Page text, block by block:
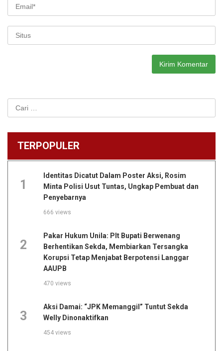
TERPOPULER
1
Identitas Dicatut Dalam Poster Aksi, Rosim
Minta Polisi Usut Tuntas, Ungkap Pembuat dan
Penyebarnya
666 views
2
Pakar Hukum Unila: Plt Bupati Berwenang
Berhentikan Sekda, Membiarkan Tersangka
Korupsi Tetap Menjabat Berpotensi Langgar
AAUPB
470 views
3
Aksi Damai: “JPK Memanggil” Tuntut Sekda
Welly Dinonaktifkan
454 views